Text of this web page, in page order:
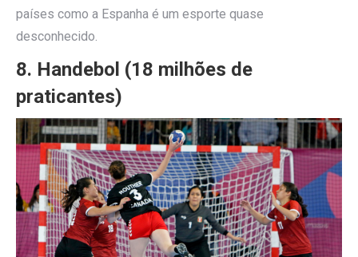
países como a Espanha é um esporte quase
desconhecido.
8. Handebol (18 milhões de
praticantes)